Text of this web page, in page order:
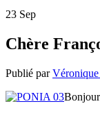
23 Sep
Chère
Publié par